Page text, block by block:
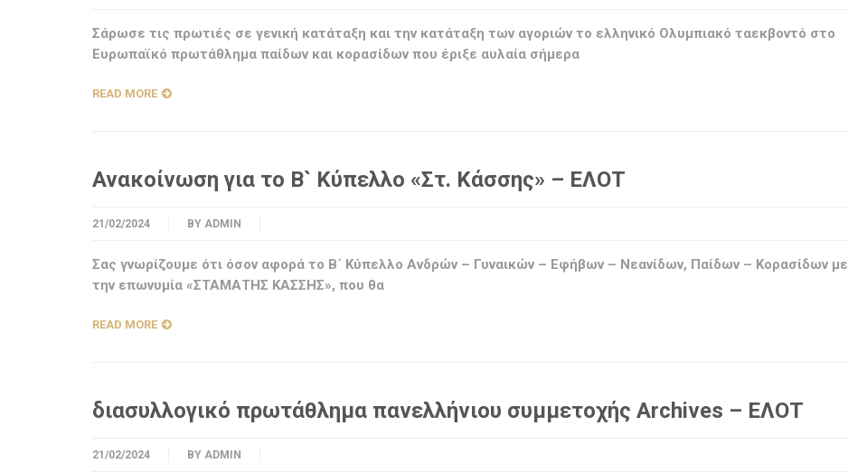
Σάρωσε τις πρωτιές σε γενική κατάταξη και την κατάταξη των αγοριών το ελληνικό Ολυμπιακό ταεκβοντό στο
Ευρωπαϊκό πρωτάθλημα παίδων και κορασίδων που έριξε αυλαία σήμερα
READ MORE
Ανακοίνωση για το Β` Κύπελλο «Στ. Κάσσης» – ΕΛΟΤ
21/02/2024 BY ADMIN
Σας γνωρίζουμε ότι όσον αφορά το Β΄ Κύπελλο Ανδρών – Γυναικών – Εφήβων – Νεανίδων, Παίδων – Κορασίδων με
την επωνυμία «ΣΤΑΜΑΤΗΣ ΚΑΣΣΗΣ», που θα
READ MORE
διασυλλογικό πρωτάθλημα πανελλήνιου συμμετοχής Archives – ΕΛΟΤ
21/02/2024 BY ADMIN